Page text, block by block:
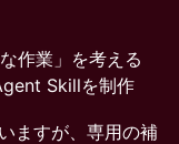
作業」を考える
Skillを制作
ますが、専用の補